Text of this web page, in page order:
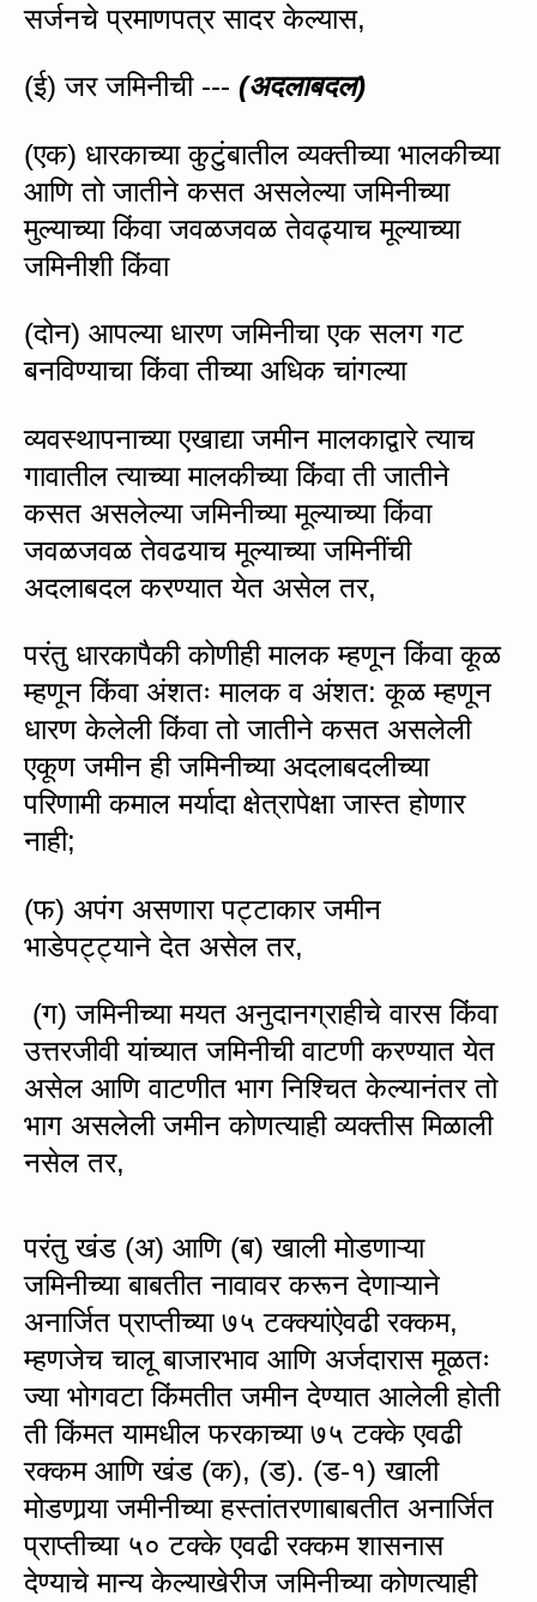
सर्जनचे प्रमाणपत्र सादर केल्यास,
(ई) जर जमिनीची --- (अदलाबदल)
(एक) धारकाच्या कुटुंबातील व्यक्तीच्या भालकीच्‍या
आणि तो जातीने कसत असलेल्‍या जमिनीच्या
मुल्‍याच्‍या किंवा जवळजवळ तेवढ्‍याच मूल्याच्या
जमिनीशी किंवा
(दोन) आपल्या धारण जमिनीचा एक सलग गट
बनविण्‍याचा किंवा तीच्या अधिक चांगल्या
व्यवस्थापनाच्या एखाद्या जमीन मालकाद्वारे त्याच
गावातील त्याच्या मालकीच्या किंवा ती जातीने
कसत असलेल्या जमिनीच्या मूल्याच्या किंवा
जवळजवळ तेवढयाच मूल्याच्या जमिनींची
अदलाबदल करण्यात येत असेल तर,
परंतु धारकापैकी कोणीही मालक म्हणून किंवा कूळ
म्हणून किंवा अंशतः मालक व अंशत: कूळ म्हणून
धारण केलेली किंवा तो जातीने कसत असलेली
एकूण जमीन ही जमिनीच्‍या अदलाबदलीच्या
परिणामी कमाल मर्यादा क्षेत्रापेक्षा जास्त होणार
नाही;
(फ) अपंग असणारा पट्टाकार जमीन
भाडेपट्ट्याने देत असेल तर,
(ग) जमिनीच्या मयत अनुदानग्राहीचे वारस किंवा
उत्तरजीवी यांच्यात जमिनीची वाटणी करण्यात येत
असेल आणि वाटणीत भाग निश्चित केल्यानंतर तो
भाग असलेली जमीन कोणत्याही व्यक्तीस मिळाली
नसेल तर,
परंतु खंड (अ) आणि (ब) खाली मोडणाऱ्या
जमिनीच्या बाबतीत नावावर करून देणाऱ्याने
अनार्जित प्राप्तीच्या ७५ टक्क्यांऐवढी रक्कम,
म्हणजेच चालू बाजारभाव आणि अर्जदारास मूळतः
ज्या भोगवटा किंमतीत जमीन देण्यात आलेली होती
ती किंमत यामधील फरकाच्या ७५ टक्के एवढी
रक्कम आणि खंड (क), (ड). (ड-१) खाली
मोडणार्‍या जमीनीच्या हस्तांतरणाबाबतीत अनार्जित
प्राप्तीच्या ५० टक्के एवढी रक्कम शासनास
देण्याचे मान्य केल्याखेरीज जमिनीच्या कोणत्याही